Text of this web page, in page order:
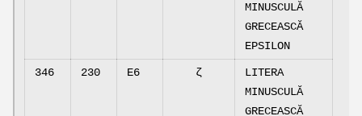
MINUSCULĂ
GRECEASCĂ
EPSILON
346 230 E6 ζ
LITERA
MINUSCULĂ
GRECEASCĂ